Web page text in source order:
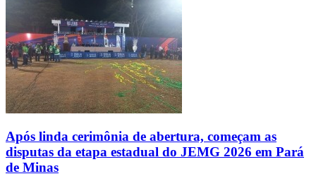
Após linda cerimônia de abertura, começam as
disputas da etapa estadual do JEMG 2026 em Pará
de Minas